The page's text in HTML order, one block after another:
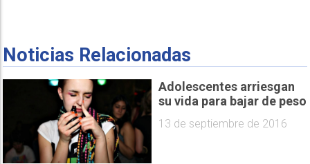
Noticias Relacionadas
Adolescentes arriesgan
su vida para bajar de peso
13 de septiembre de 2016